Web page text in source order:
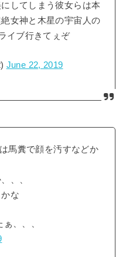
してしまう彼女らは本
女神と木星の宇宙人の
イブ行きてぇぞ
June 22, 2019
馬糞で顔を汚すなどか
、、
な
、、、